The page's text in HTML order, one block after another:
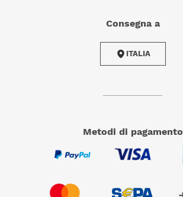
Consegna a
ITALIA
metodi di pagamento